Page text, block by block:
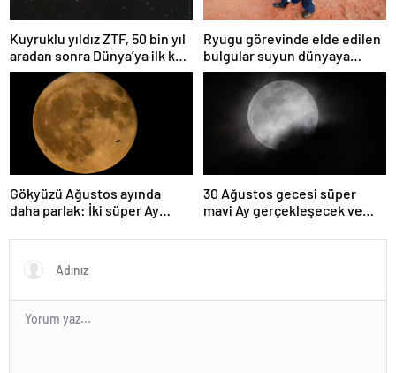
Kuyruklu yıldız ZTF, 50 bin yıl
aradan sonra Dünya’ya ilk kez
çok yaklaşacak
Ryugu görevinde elde edilen
bulgular suyun dünyaya
asteroitlerce getirilmiş
olabileceğini gösteriyor
Gökyüzü Ağustos ayında
daha parlak: İki süper Ay
30 Ağustos gecesi süper
mavi Ay gerçekleşecek ve
olacak